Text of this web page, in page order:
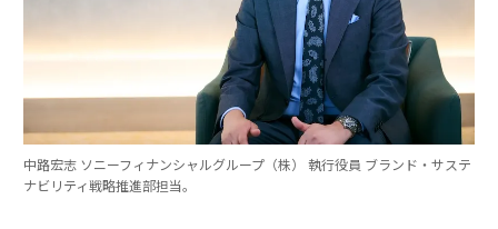
中路宏志 ソニーフィナンシャルグループ（株） 執行役員 ブランド・サステ
ナビリティ戦略推進部担当。